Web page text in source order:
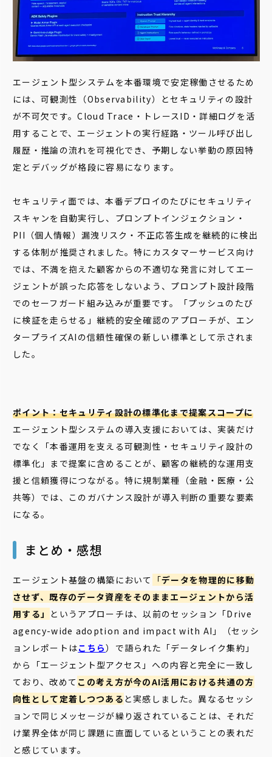
エージェント型システムを本番環境で安定稼働させるため
には、可観測性（Observability）とセキュリティの設計
が不可欠です。Cloud Trace・トレースID・詳細ログを活
用することで、エージェントの実行経路・ツール呼び出し
履歴・推論の流れを可視化でき、予期しない挙動の原因特
定とデバッグが格段に容易になります。
セキュリティ面では、本番デプロイのたびにセキュリティ
スキャンを自動実行し、プロンプトインジェクション・
PII（個人情報）漏洩リスク・不正応答生成を継続的に検出
する体制が推奨されました。特にカスタマーサービス向け
では、不満を抱えた顧客からの不適切な発言に対してエー
ジェントが誤った応答をしないよう、プロンプト設計段階
でのセーフガード組み込みが重要です。「プッシュのたび
に検証を走らせる」継続的安全確認のアプローチが、エン
タープライズAIの信頼性確保の新しい標準として示されま
した。
ポイント：セキュリティ設計の標準化まで提案スコープに
エージェント型システムの導入支援においては、実装だけ
でなく「本番運用を支える可観測性・セキュリティ設計の
標準化」まで提案に含めることが、顧客の継続的な運用支
援と信頼獲得につながる。特に規制業種（金融・医療・公
共等）では、このガバナンス設計が導入判断の重要な要素
になる。
まとめ・感想
エージェント基盤の構築において 「データを物理的に移動
させず、既存のデータ資産をそのままエージェントから活
用する」 というアプローチは、以前のセッション「Drive
agency-wide adoption and impact with AI」（セッシ
ョンレポートはこちら）で語られた「データレイク集約」
から「エージェント型アクセス」への内容と完全に一致し
ており、改めて この考え方が今のAI活用における共通の方
向性として定着しつつある と実感しました。異なるセッシ
ョンで同じメッセージが繰り返されていることは、それだ
け業界全体が同じ課題に直面しているということの表れだ
と感じています。